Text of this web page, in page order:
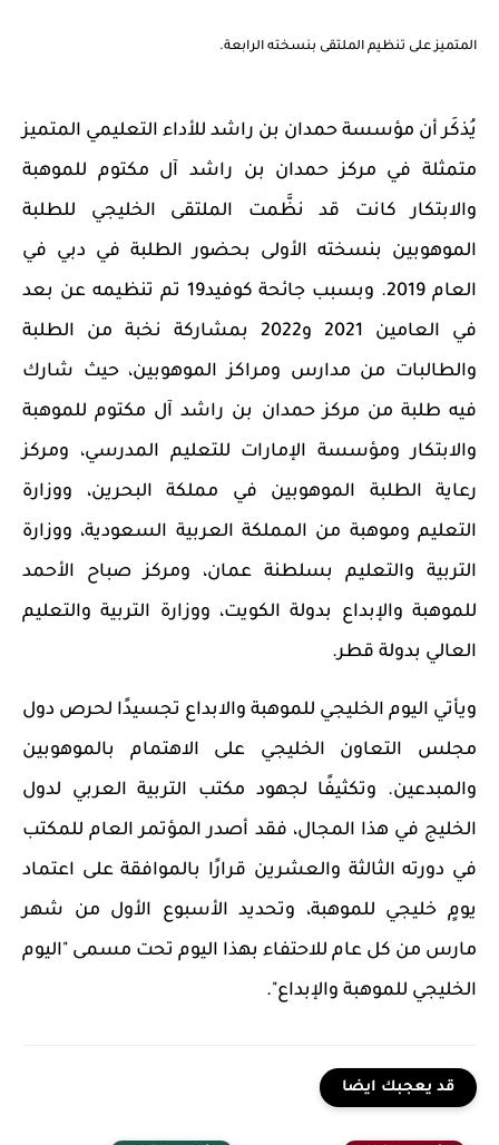
المتميز على تنظيم الملتقى بنسخته الرابعة.
يُذكَر أن مؤسسة حمدان بن راشد للأداء التعليمي المتميز
متمثلة في مركز حمدان بن راشد آل مكتوم للموهبة
والابتكار كانت قد نظَّمت الملتقى الخليجي للطلبة
الموهوبين بنسخته الأولى بحضور الطلبة في دبي في
العام 2019. وبسبب جائحة كوفيد19 تم تنظيمه عن بعد
في العامين 2021 و2022 بمشاركة نخبة من الطلبة
والطالبات من مدارس ومراكز الموهوبين، حيث شارك
فيه طلبة من مركز حمدان بن راشد آل مكتوم للموهبة
والابتكار ومؤسسة الإمارات للتعليم المدرسي، ومركز
رعاية الطلبة الموهوبين في مملكة البحرين، ووزارة
التعليم وموهبة من المملكة العربية السعودية، ووزارة
التربية والتعليم بسلطنة عمان، ومركز صباح الأحمد
للموهبة والإبداع بدولة الكويت، ووزارة التربية والتعليم
العالي بدولة قطر.
ويأتي اليوم الخليجي للموهبة والابداع تجسيدًا لحرص دول
مجلس التعاون الخليجي على الاهتمام بالموهوبين
والمبدعين. وتكثيفًا لجهود مكتب التربية العربي لدول
الخليج في هذا المجال، فقد أصدر المؤتمر العام للمكتب
في دورته الثالثة والعشرين قرارًا بالموافقة على اعتماد
يومٍ خليجي للموهبة، وتحديد الأسبوع الأول من شهر
مارس من كل عام للاحتفاء بهذا اليوم تحت مسمى "اليوم
الخليجي للموهبة والإبداع".
قد يعجبك ايضا